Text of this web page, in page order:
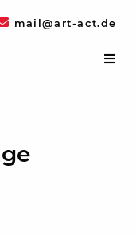
mail@art-act.de